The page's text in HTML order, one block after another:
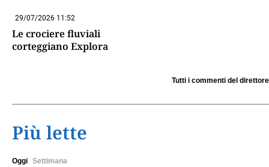
29/07/2026 11:52
Le crociere fluviali
corteggiano Explora
Tutti i commenti del direttore
Più lette
Oggi Settimana